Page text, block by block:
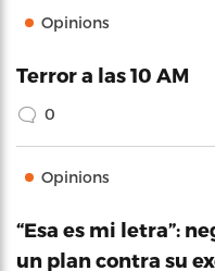
Opinions
Terror a las 10 AM
0
Opinions
“Esa es mi letra”:
un plan contra su